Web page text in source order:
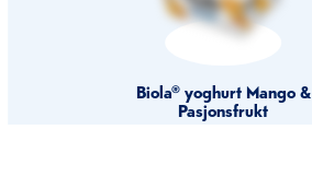
Biola® yoghurt Mango &
Pasjonsfrukt